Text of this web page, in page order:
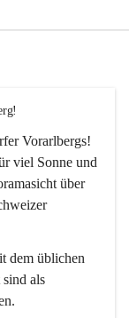
Vorarlbergs!
viel Sonne und
über
dem üblichen
als